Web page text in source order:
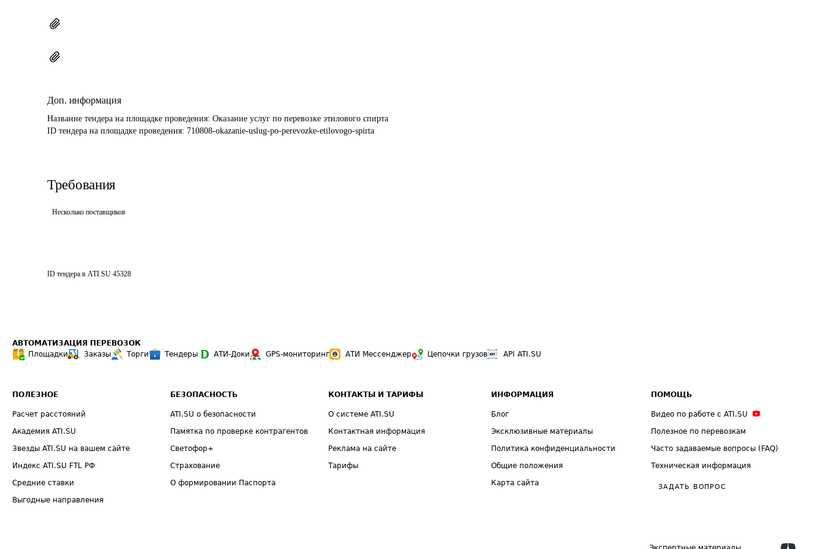
Доп. информация
Название тендера на площадке проведения: Оказание услуг по перевозке этилового спирта
ID тендера на площадке проведения: 710808-okazanie-uslug-po-perevozke-etilovogo-spirta
Требования
Несколько поставщиков
ID тендера в ATI.SU 45328
АВТОМАТИЗАЦИЯ ПЕРЕВОЗОК
Площадки
Заказы Торги Тендеры АТИ-Доки GPS-мониторинг АТИ Мессенджер Цепочки грузов API ATI.SU
ПОЛЕЗНОЕ
Расчет расстояний
Академия ATI.SU
Звезды ATI.SU на вашем сайте
Индекс ATI.SU FTL РФ
Средние ставки
Выгодные направления
БЕЗОПАСНОСТЬ
ATI.SU о безопасности
Памятка по проверке контрагентов
Светофор+
Страхование
О формировании Паспорта
КОНТАКТЫ И ТАРИФЫ
О системе ATI.SU
Контактная информация
Реклама на сайте
Тарифы
ИНФОРМАЦИЯ
Блог
Эксклюзивные материалы
Политика конфиденциальности
Общие положения
Карта сайта
ПОМОЩЬ
Видео по работе с ATI.SU
Полезное по перевозкам
Часто задаваемые вопросы (FAQ)
Техническая информация
ЗАДАТЬ ВОПРОС